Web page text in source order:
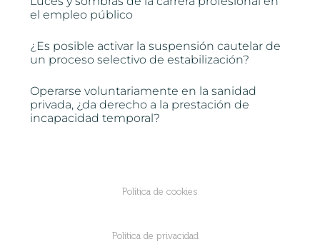
el empleo público
¿Es posible activar la suspensión cautelar de
un proceso selectivo de estabilización?
Operarse voluntariamente en la sanidad
privada, ¿da derecho a la prestación de
incapacidad temporal?
Política de cookies
Política de privacidad